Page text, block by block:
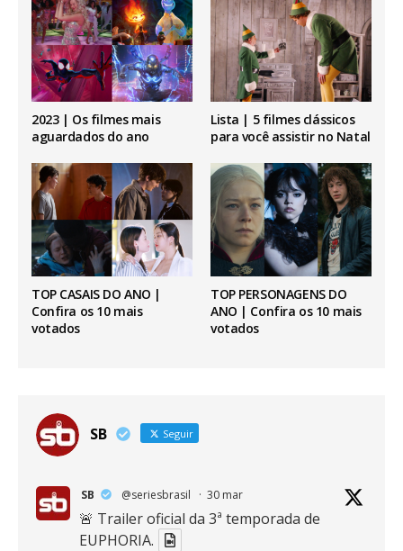
2023 | Os filmes mais
aguardados do ano
Lista | 5 filmes clássicos
para você assistir no Natal
TOP CASAIS DO ANO |
Confira os 10 mais
votados
TOP PERSONAGENS DO
ANO | Confira os 10 mais
votados
SB Seguir
SB @seriesbrasil · 30 mar
🚨 Trailer oficial da 3ª temporada de
EUPHORIA.